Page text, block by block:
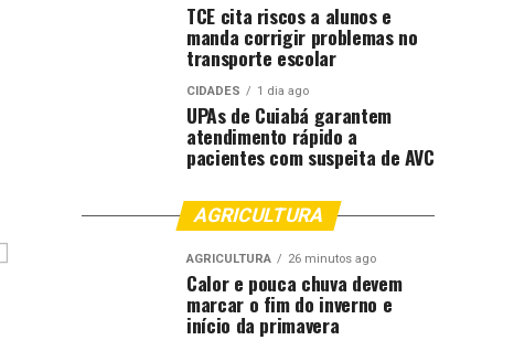
TCE cita riscos a alunos e
manda corrigir problemas no
transporte escolar
CIDADES 1 dia ago
UPAs de Cuiabá garantem
atendimento rápido a
pacientes com suspeita de AVC
AGRICULTURA
AGRICULTURA 26 minutos ago
Calor e pouca chuva devem
marcar o fim do inverno e
início da primavera